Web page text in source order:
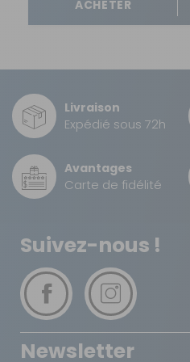
ACHETER
Livraison
Expédié sous 72h
Avantages
Carte de fidélité
Suivez-nous !
Newsletter